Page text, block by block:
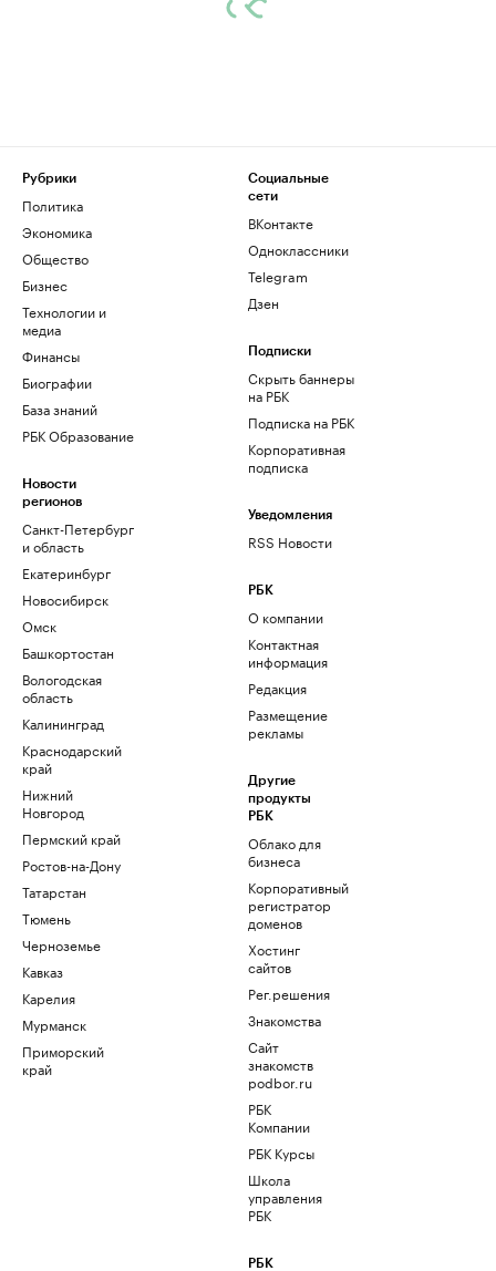
Рубрики
Политика
Экономика
Общество
Бизнес
Технологии и
медиа
Финансы
Биографии
База знаний
РБК Образование
Новости
регионов
Санкт-Петербург
и область
Екатеринбург
Новосибирск
Омск
Башкортостан
Вологодская
область
Калининград
Краснодарский
край
Нижний
Новгород
Пермский край
Ростов-на-Дону
Татарстан
Тюмень
Черноземье
Кавказ
Карелия
Мурманск
Приморский
край
Социальные
сети
ВКонтакте
Одноклассники
Telegram
Дзен
Подписки
Скрыть баннеры
на РБК
Подписка на РБК
Корпоративная
подписка
Уведомления
RSS Новости
РБК
О компании
Контактная
информация
Редакция
Размещение
рекламы
Другие
продукты
РБК
Облако для
бизнеса
Корпоративный
регистратор
доменов
Хостинг
сайтов
Рег.решения
Знакомства
Сайт
знакомств
podbor.ru
РБК
Компании
РБК Курсы
Школа
управления
РБК
РБК